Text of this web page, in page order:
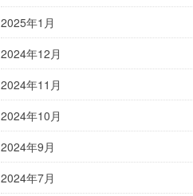
2025年1月
2024年12月
2024年11月
2024年10月
2024年9月
2024年7月